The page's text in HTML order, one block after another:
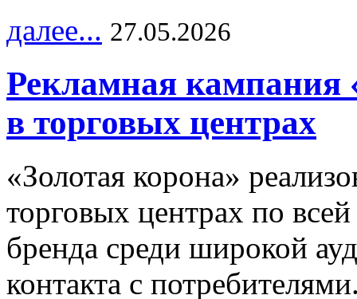
далее... 27.05.2026
Рекламная кампания
в торговых центрах
«Золотая корона»
торговых центрах по
бренда среди широкой
контакта с